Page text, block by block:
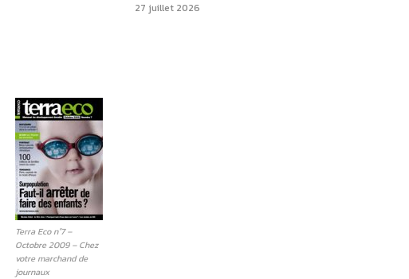
Terra Eco n°7 –
Octobre 2009 – Chez
votre marchand de
journaux
27 juillet 2026